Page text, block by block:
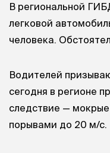
В региональной
легковой
человека.
Водителей
сегодня в регионе
следствие —
порывами до 20 м/с.